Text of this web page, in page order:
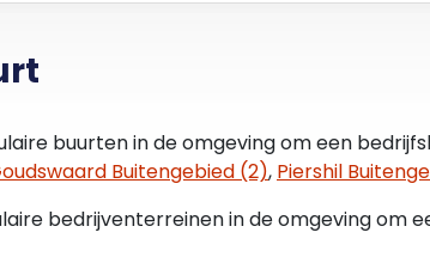
buurten in de omgeving om een
Buitengebied (2), Piershil
bedrijventerreinen in de omgeving om